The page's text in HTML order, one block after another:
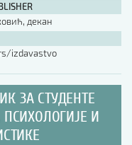
декан
izdavastvo
ЗА СТУДЕНТЕ
И